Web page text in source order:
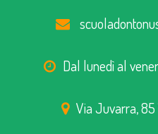
Dal lunedì al
Via Juvarra, 85